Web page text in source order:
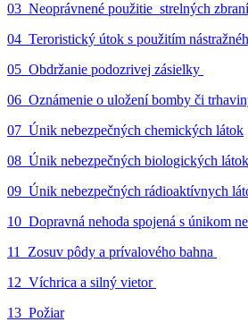
03_Neoprávnené použitie strelných
04_Teroristický útok s použitím
05_Obdržanie podozrivej zásielky
06_Oznámenie o uložení bomby či
07_Únik nebezpečných chemických látok
08_Únik nebezpečných biologických látok
09_Únik nebezpečných rádioaktívnych
10_Dopravná nehoda spojená s únikom
11_Zosuv pôdy a prívalového bahna
12_Víchrica a silný vietor
13_Požiar